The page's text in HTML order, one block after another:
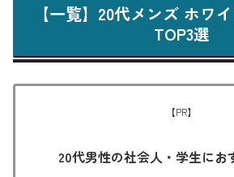
【一覧】20代メンズ ホワ
TOP3選
【PR】
20代男性の社会人・学生に